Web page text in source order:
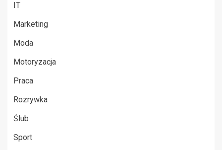
IT
Marketing
Moda
Motoryzacja
Praca
Rozrywka
Ślub
Sport